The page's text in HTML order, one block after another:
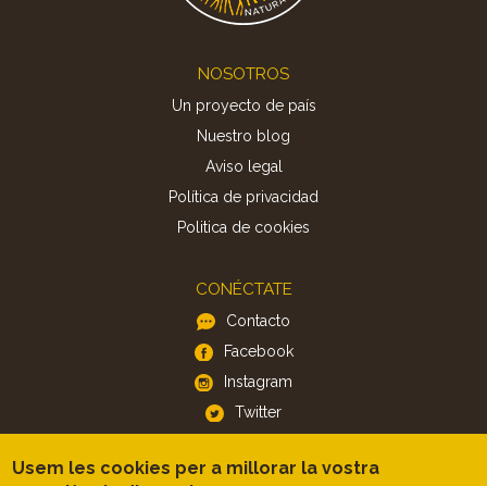
NOSOTROS
Un proyecto de país
Nuestro blog
Aviso legal
Política de privacidad
Politica de cookies
CONÉCTATE
Contacto
Facebook
Instagram
Twitter
APP
Usem les cookies per a millorar la vostra